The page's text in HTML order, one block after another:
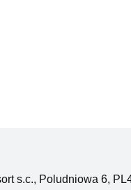
sobie zdjęcie z
s.c., Poludniowa 6,